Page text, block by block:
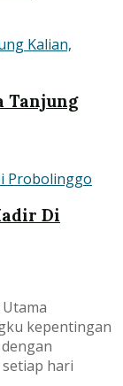
Tanjung
Di
kepentingan
hari